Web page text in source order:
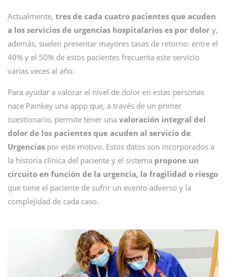
Actualmente, tres de cada cuatro pacientes que acuden
a los servicios de urgencias hospitalarios es por dolor y,
además, suelen presentar mayores tasas de retorno: entre el
40% y el 50% de estos pacientes frecuenta este servicio
varias veces al año.
Para ayudar a valorar el nivel de dolor en estas personas
nace Painkey una appp que, a través de un primer
cuestionario, permite tener una valoración integral del
dolor de los pacientes que acuden al servicio de
Urgencias por este motivo. Estos datos son incorporados a
la historia clínica del paciente y el sistema propone un
circuito en función de la urgencia, la fragilidad o riesgo
que tiene el paciente de sufrir un evento adverso y la
complejidad de cada caso.